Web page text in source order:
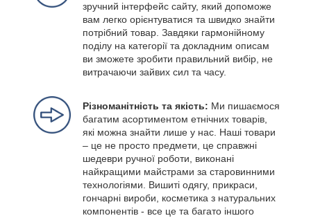
зручний інтерфейс сайту, який допоможе
вам легко орієнтуватися та швидко знайти
потрібний товар. Завдяки гармонійному
поділу на категорії та докладним описам
ви зможете зробити правильний вибір, не
витрачаючи зайвих сил та часу.
Різноманітність та якість: Ми пишаємося
багатим асортиментом етнічних товарів,
які можна знайти лише у нас. Наші товари
– це не просто предмети, це справжні
шедеври ручної роботи, виконані
найкращими майстрами за старовинними
технологіями. Вишиті одягу, прикраси,
гончарні вироби, косметика з натуральних
компонентів - все це та багато іншого